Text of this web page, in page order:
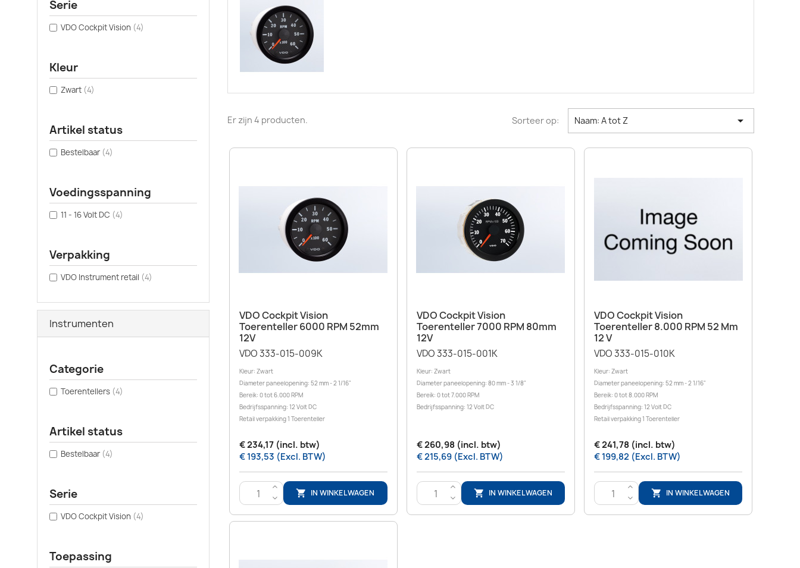
Serie
VDO Cockpit Vision (4)
Kleur
Zwart (4)
Artikel status
Bestelbaar (4)
Voedingsspanning
11 - 16 Volt DC (4)
Verpakking
VDO Instrument retail (4)
Instrumenten
Categorie
Toerentellers (4)
Artikel status
Bestelbaar (4)
Serie
VDO Cockpit Vision (4)
Toepassing
Er zijn 4 producten. Sorteer op: Naam: A tot Z 
Snel bekijken
VDO Cockpit Vision
Toerenteller 6000 RPM 52mm
12V
VDO 333-015-009K
Kleur: Zwart
Diameter paneelopening: 52 mm - 2 1/16"
Bereik: 0 tot 6.000 RPM
Bedrijfsspanning: 12 Volt DC
Retail verpakking 1 Toerenteller
€ 234,17 (incl. btw)
€ 193,53 (Excl. BTW)
>
<
 IN WINKELWAGEN
Snel bekijken
VDO Cockpit Vision
Toerenteller 7000 RPM 80mm
12V
VDO 333-015-001K
Kleur: Zwart
Diameter paneelopening: 80 mm - 3 1/8"
Bereik: 0 tot 7.000 RPM
Bedrijfsspanning: 12 Volt DC
€ 260,98 (incl. btw)
€ 215,69 (Excl. BTW)
>
<
 IN WINKELWAGEN
Snel bekijken
VDO Cockpit Vision
Toerenteller 8.000 RPM 52 Mm
12 V
VDO 333-015-010K
Kleur: Zwart
Diameter paneelopening: 52 mm - 2 1/16"
Bereik: 0 tot 8.000 RPM
Bedrijfsspanning: 12 Volt DC
Retail verpakking 1 Toerenteller
€ 241,78 (incl. btw)
€ 199,82 (Excl. BTW)
>
<
 IN WINKELWAGEN